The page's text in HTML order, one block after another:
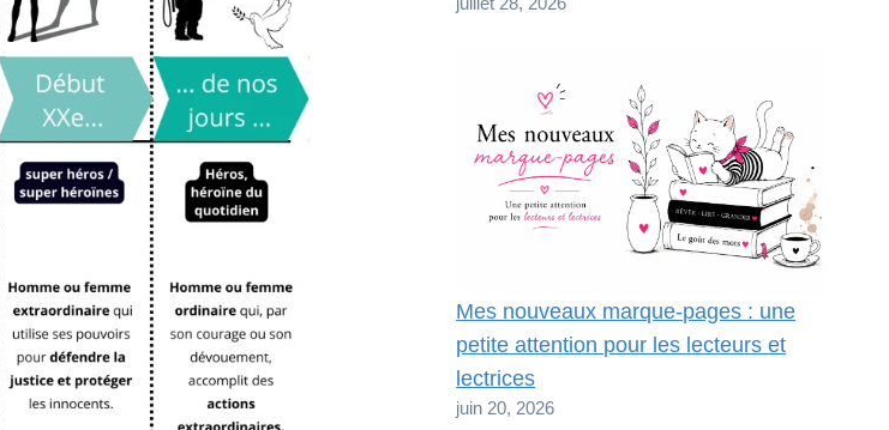
Mes nouveaux marque-pages : une
petite attention pour les lecteurs et
lectrices
juin 20, 2026